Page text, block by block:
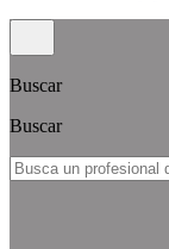
Buscar
Buscar